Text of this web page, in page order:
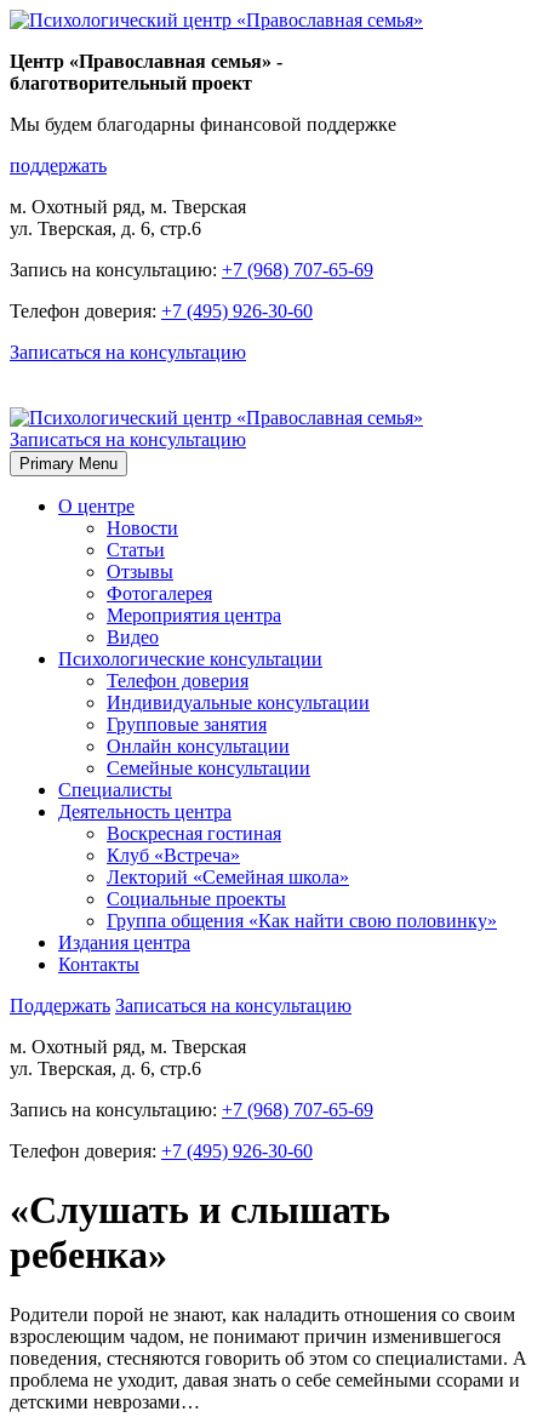
Skip
content
Центр «Православная семья» -
благотворительный проект
Мы будем благодарны финансовой поддержке
поддержать
м. Охотный ряд, м. Тверская
ул. Тверская, д. 6, стр.6
Запись на консультацию: +7 (968) 707-65-69
Телефон доверия: +7 (495) 926-30-60
Записаться на консультацию
Записаться на консультацию
Primary Menu
О центре
Новости
Статьи
Отзывы
Фотогалерея
Мероприятия центра
Видео
Психологические консультации
Телефон доверия
Индивидуальные консультации
Групповые занятия
Онлайн консультации
Семейные консультации
Специалисты
Деятельность центра
Воскресная гостиная
Клуб «Встреча»
Лекторий «Семейная школа»
Социальные проекты
Группа общения «Как найти свою половинку»
Издания центра
Контакты
Поддержать Записаться на консультацию
м. Охотный ряд, м. Тверская
ул. Тверская, д. 6, стр.6
Запись на консультацию: +7 (968) 707-65-69
Телефон доверия: +7 (495) 926-30-60
«Слушать и слышать
ребенка»
Родители порой не знают, как наладить отношения со своим
взрослеющим чадом, не понимают причин изменившегося
поведения, стесняются говорить об этом со специалистами. А
проблема не уходит, давая знать о себе семейными ссорами и
детскими неврозами…